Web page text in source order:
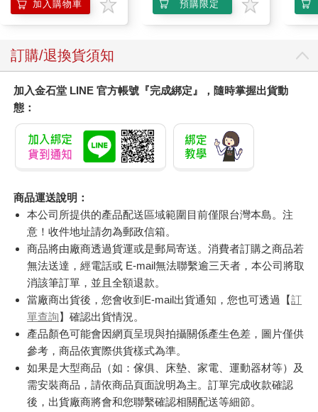
加入購物車 預購限定
訂購/退換貨須知
加入金石堂 LINE 官方帳號『完成綁定』，隨時掌握出貨動
態：
商品運送說明：
本公司所提供的產品配送區域範圍目前僅限台灣本島。注
意！收件地址請勿為郵政信箱。
商品將由廠商透過貨運或是郵局寄送。消費者訂購之商品若
無法送達，經電話或 E-mail無法聯繫逾三天者，本公司將取
消該筆訂單，並且全額退款。
當廠商出貨後，您會收到E-mail出貨通知，您也可透過【訂
單查詢】確認出貨情況。
產品顏色可能會因網頁呈現與拍攝關係產生色差，圖片僅供
參考，商品依實際供貨樣式為準。
如果是大型商品（如：傢俱、床墊、家電、運動器材等）及
需安裝商品，請依商品頁面說明為主。訂單完成收款確認
後，出貨廠商將會和您聯繫確認相關配送等細節。